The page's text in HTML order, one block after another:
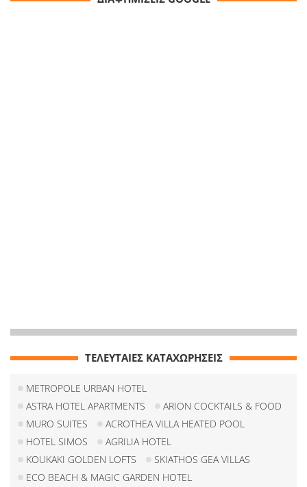
ΤΕΛΕΥΤΑΙΕΣ ΚΑΤΑΧΩΡΗΣΕΙΣ
METROPOLE URBAN HOTEL
ASTRA HOTEL APARTMENTS
ARION COCKTAILS & FOOD
MURO SUITES
ACROTHEA VILLA HEATED POOL
HOTEL SIMOS
AGRILIA HOTEL
KOUKAKI GOLDEN LOFTS
SKIATHOS GEA VILLAS
ECO BEACH & MAGIC GARDEN HOTEL